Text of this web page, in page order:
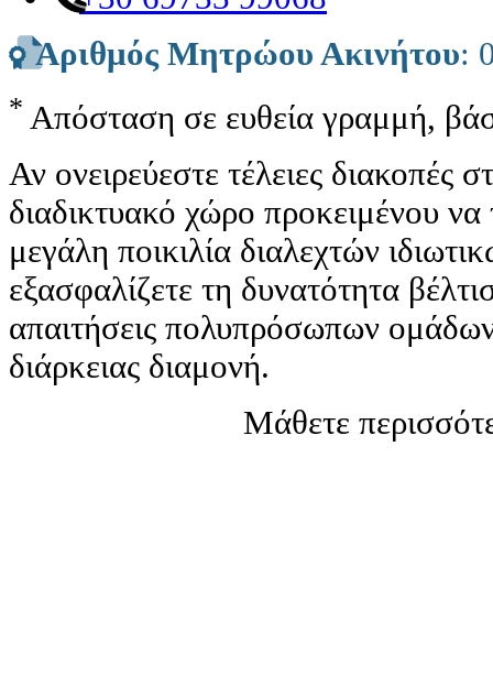
Αριθμός Μητρώου Ακινήτου:
* Απόσταση σε ευθεία γραμμή,
Αν ονειρεύεστε τέλειες
διαδικτυακό χώρο προκειμένου
μεγάλη ποικιλία διαλεχτών
εξασφαλίζετε τη δυνατότητα
απαιτήσεις πολυπρόσωπων
διάρκειας διαμονή.
Μάθετε